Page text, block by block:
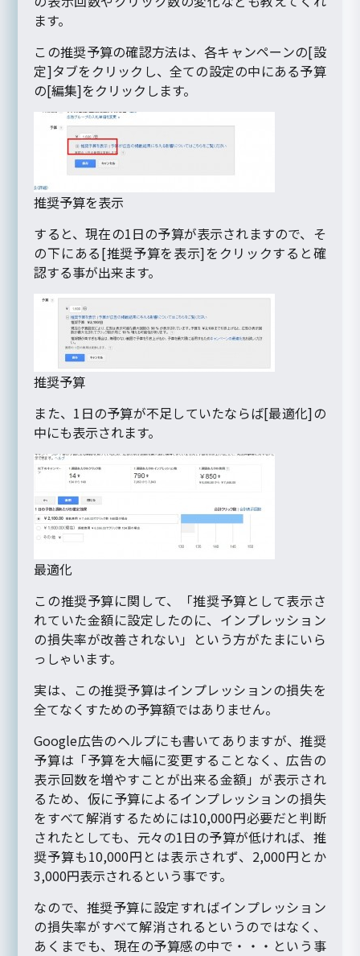
ます。
この推奨予算の確認方法は、各キャンペーンの[設
定]タブをクリックし、全ての設定の中にある予算
の[編集]をクリックします。
推奨予算を表示
すると、現在の1日の予算が表示されますので、そ
の下にある[推奨予算を表示]をクリックすると確
認する事が出来ます。
推奨予算
また、1日の予算が不足していたならば[最適化]の
中にも表示されます。
最適化
この推奨予算に関して、「推奨予算として表示さ
れていた金額に設定したのに、インプレッション
の損失率が改善されない」という方がたまにいら
っしゃいます。
実は、この推奨予算はインプレッションの損失を
全てなくすための予算額ではありません。
Google広告のヘルプにも書いてありますが、推奨
予算は「予算を大幅に変更することなく、広告の
表示回数を増やすことが出来る金額」が表示され
るため、仮に予算によるインプレッションの損失
をすべて解消するためには10,000円必要だと判断
されたとしても、元々の1日の予算が低ければ、推
奨予算も10,000円とは表示されず、2,000円とか
3,000円表示されるという事です。
なので、推奨予算に設定すればインプレッション
の損失率がすべて解消されるというのではなく、
あくまでも、現在の予算感の中で・・・という事